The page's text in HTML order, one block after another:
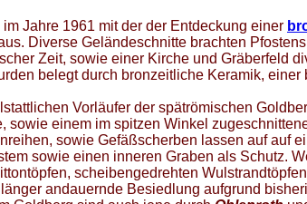
Jahre 1961 mit der der Entdeckung einer
Diverse Geländeschnitte brachten
Zeit, sowie einer Kirche und Gräberfeld
belegt durch bronzeitliche Keramik,
Vorläufer der spätrömischen
einem im spitzen Winkel
sowie Gefäßscherben lassen auf auf
sowie einen inneren Graben als Schutz.
scheibengedrehten
andauernde Besiedlung aufgrund